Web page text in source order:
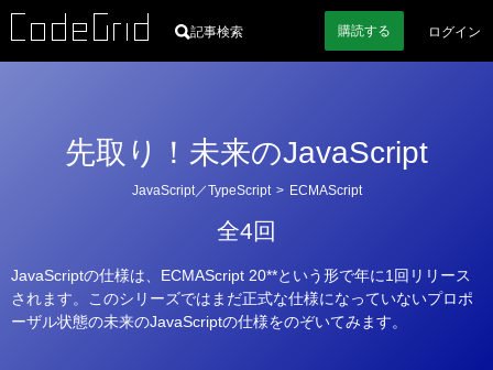
記事検索 購読する ログイン
先取り！未来のJavaScript
ー
JavaScript／TypeScript > ECMAScript
全4回
JavaScriptの仕様は、ECMAScript 20**という形で年に1回リリース
されます。このシリーズではまだ正式な仕様になっていないプロポ
ーザル状態の未来のJavaScriptの仕様をのぞいてみます。